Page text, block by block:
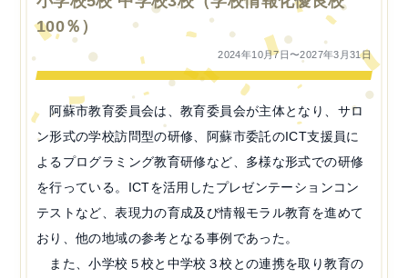
100％）
2024年10月7日〜2027年3月31日
阿蘇市教育委員会は、教育委員会が主体となり、サロ
ン形式の学校訪問型の研修、阿蘇市委託のICT支援員に
よるプログラミング教育研修など、多様な形式での研修
を行っている。ICTを活用したプレゼンテーションコン
テストなど、表現力の育成及び情報モラル教育を進めて
おり、他の地域の参考となる事例であった。
また、小学校５校と中学校３校との連携を取り教育の